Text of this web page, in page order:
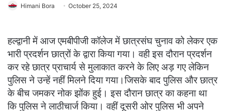
Himani Bora October 25, 2024
हल्द्वानी में आज एमबीपीजी कॉलेज में छात्रसंघ चुनाव को लेकर एक
भारी प्रदर्शन छात्रों के द्वारा किया गया। वही इस दौरान प्रदर्शन
कर रहे छात्र प्राचार्य से मुलाकात करने के लिए अड़ गए लेकिन
पुलिस ने उन्हें नहीं मिलने दिया गया।जिसके बाद पुलिस और छात्र
के बीच जमकर नोक झोंक हुई। इस दौरान छात्र का कहना था
कि पुलिस ने लाठीचार्ज किया। वहीं दूसरी ओर पुलिस भी अपने